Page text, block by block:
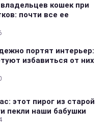
кошек при
почти все ее
портят интерьер:
избавиться от них
этот пирог из старой
пекли наши бабушки